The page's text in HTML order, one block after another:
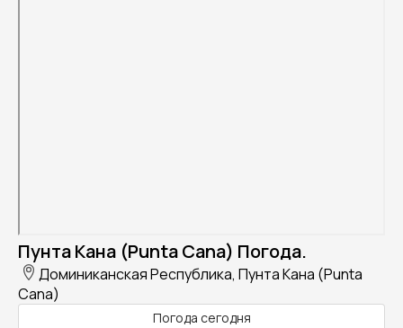
Пунта Кана (Punta Cana) Погода.
Доминиканская Республика, Пунта Кана (Punta
Cana)
Погода сегодня